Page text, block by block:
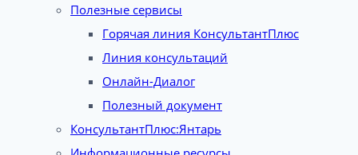
Полезные сервисы
Горячая линия КонсультантПлюс
Линия консультаций
Онлайн-Диалог
Полезный документ
КонсультантПлюс:Янтарь